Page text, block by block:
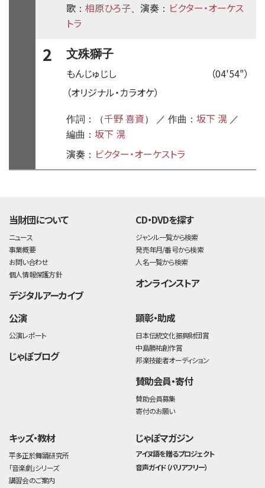
歌 ： 相原ひろ子、 演奏 ： ビクター・オーケス
トラ
2 文殊獅子
（04'54"）
もんじゅじし
（オリジナル・カラオケ）
作詞：（千野 喜資） ／ 作曲： 坂下 滉 ／
編曲： 坂下 滉
演奏 ： ビクター・オーケストラ
当財団について
ニュース
事業概要
お問い合わせ
個人情報保護方針
デジタルアーカイブ
CD・DVDを探す
ジャンル一覧から検索
発売年月/番号から検索
人名一覧から検索
オンラインストア
公演
公演レポート
じゃぽブログ
顕彰・助成
日本伝統文化振興財団賞
中島勝祐創作賞
邦楽技能者オーディション
賛助会員・寄付
賛助会員募集
寄付のお願い
キッズ・教材
平多正於舞踊研究所
「音楽劇」シリーズ
講習会のご案内
じゃぽマガジン
アイヌ語を贈るプロジェクト
音声ガイド（バリアフリー）